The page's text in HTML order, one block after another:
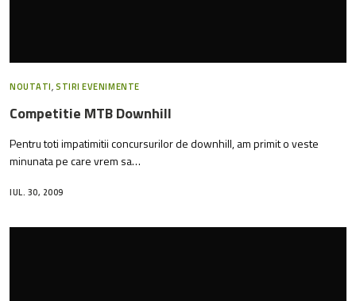
NOUTATI,STIRI EVENIMENTE
Competitie MTB Downhill
Pentru toti impatimitii concursurilor de downhill, am primit o veste
minunata pe care vrem sa…
IUL. 30, 2009